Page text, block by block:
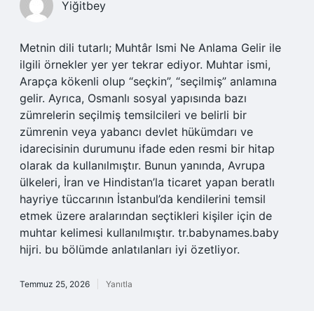
Yiğitbey
Metnin dili tutarlı; Muhtâr Ismi Ne Anlama Gelir ile
ilgili örnekler yer yer tekrar ediyor. Muhtar ismi,
Arapça kökenli olup “seçkin”, “seçilmiş” anlamına
gelir. Ayrıca, Osmanlı sosyal yapısında bazı
zümrelerin seçilmiş temsilcileri ve belirli bir
zümrenin veya yabancı devlet hükümdarı ve
idarecisinin durumunu ifade eden resmi bir hitap
olarak da kullanılmıştır. Bunun yanında, Avrupa
ülkeleri, İran ve Hindistan’la ticaret yapan beratlı
hayriye tüccarının İstanbul’da kendilerini temsil
etmek üzere aralarından seçtikleri kişiler için de
muhtar kelimesi kullanılmıştır. tr.babynames.baby
hijri. bu bölümde anlatılanları iyi özetliyor.
Temmuz 25, 2026 Yanıtla